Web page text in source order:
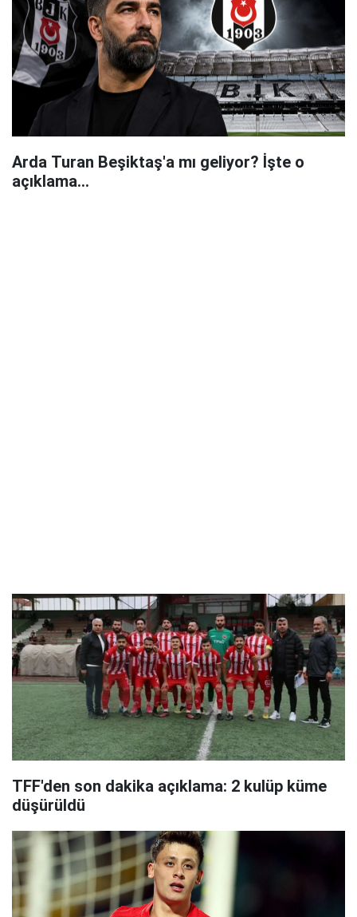
Arda Turan Beşiktaş'a mı geliyor? İşte o
açıklama...
TFF'den son dakika açıklama: 2 kulüp küme
düşürüldü